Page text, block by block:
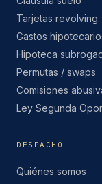
Tarjetas revolving
Gastos
Hipoteca
Permutas / swaps
Comisiones
Ley Segunda
DESPACHO
Quiénes somos